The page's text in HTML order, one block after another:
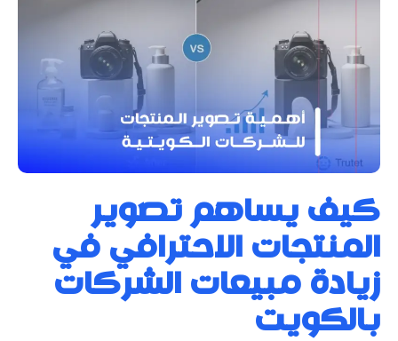
كيف يساهم تصوير
المنتجات الاحترافي في
زيادة مبيعات الشركات
بالكويت